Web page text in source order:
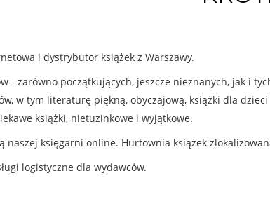
i dystrybutor książek z Warszawy.
- zarówno początkujących, jeszcze nieznanych, jak i
w tym literaturę piękną, obyczajową, książki dla
książki, nietuzinkowe i wyjątkowe.
naszej księgarni online. Hurtownia książek
logistyczne dla wydawców.